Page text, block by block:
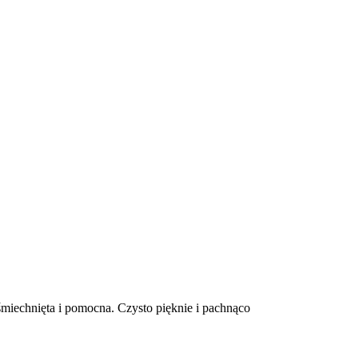
i pomocna. Czysto pięknie i pachnąco